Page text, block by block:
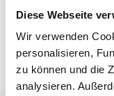
Diese Webseite
Wir verwenden
personalisieren,
zu können und die
analysieren.
Die aktuellen
nächsten